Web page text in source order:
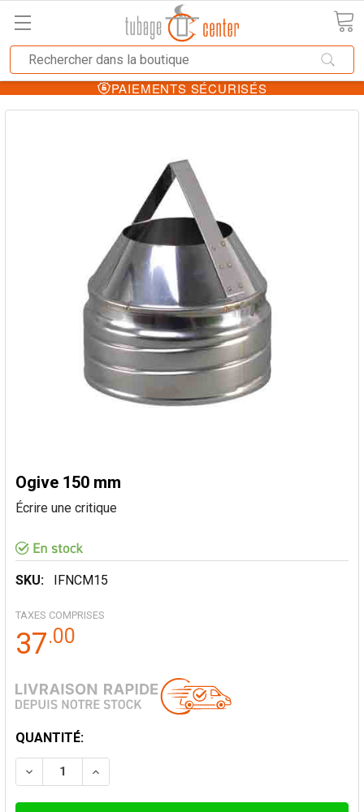
PAIEMENTS SÉCURISÉS
Ogive 150 mm
Écrire une critique
SKU: IFNCM15
TAXES COMPRISES
37.00
STOCK
ACTUEL:
QUANTITÉ:
DIMINUER LA QUANTITÉ DE OGIVE 150 MM
AUGMENTER LA QUANTITÉ DE OGIVE 150